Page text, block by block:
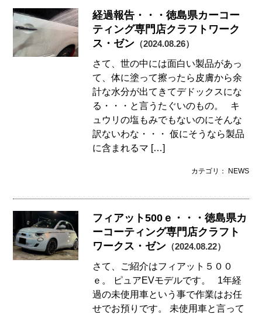
経過報告・・・徳島県カーコー
ティング専門店クラフトワーク
ス・ゼン （2024.08.26）
さて、世の中には面白い製品があっ
て、体に塗って擦ったら皮膚から余
計な水分が出てきてデドックスにな
る・・・と言うたぐいのもの。 キ
ュウリの塩もみでもないのにそんな
訳ないわな・・・ 仮にそうなら製品
に含まれるマ […]
カテゴリ： NEWS
フィアット500ｅ・・・徳島県カ
ーコーティング専門店クラフト
ワークス・ゼン （2024.08.22）
さて、ご紹介はフィアット５００
ｅ。 ピュアEVモデルです。 1年経
過の未使用車という事で作業はお任
せでお預りです。 未使用車と言って